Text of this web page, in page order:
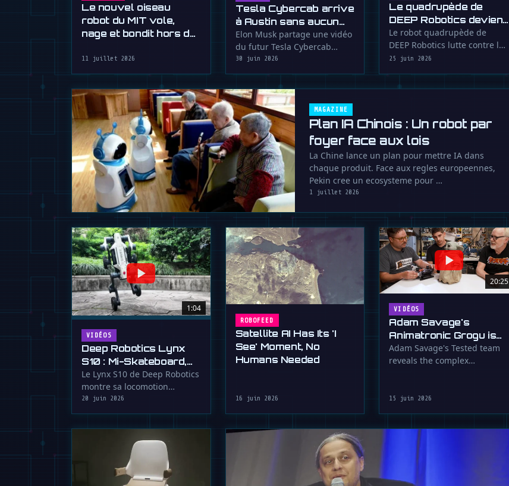
Le nouvel oiseau
robot du MIT vole,
nage et bondit hors de
11 juillet 2026
MAGAZINE
Plan IA Chinois : Un robot par
foyer face aux lois
La Chine lance un plan pour mettre IA dans
chaque produit. Face aux regles europeennes,
Pekin cree un ecosysteme pour …
1 juillet 2026
Tesla Cybercab arrive
à Austin sans aucun
volant
Elon Musk partage une vidéo
du futur Tesla Cybercab
circulant à Austin sans volant
ni …
30 juin 2026
Le quadrupède de
DEEP Robotics devient
pompier
Le robot quadrupède de
DEEP Robotics lutte contre les
incendies à distance,
25 juin 2026
1:04
VIDÉOS
Deep Robotics Lynx
S10 : Mi-Skateboard,
Mi-Chèvre des
Montagnes
Le Lynx S10 de Deep Robotics
montre sa locomotion
hybride efficace passant du
roulement au …
20 juin 2026
ROBOFEED
Satellite AI Has Its 'I
See' Moment, No
Humans Needed
16 juin 2026
20:25
VIDÉOS
Adam Savage's
Animatronic Grogu is
an Over-Engineered
Masterpiece
Adam Savage's Tested team
reveals the complex
15 juin 2026